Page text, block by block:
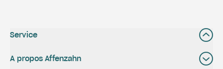
Service
A propos Affenzahn